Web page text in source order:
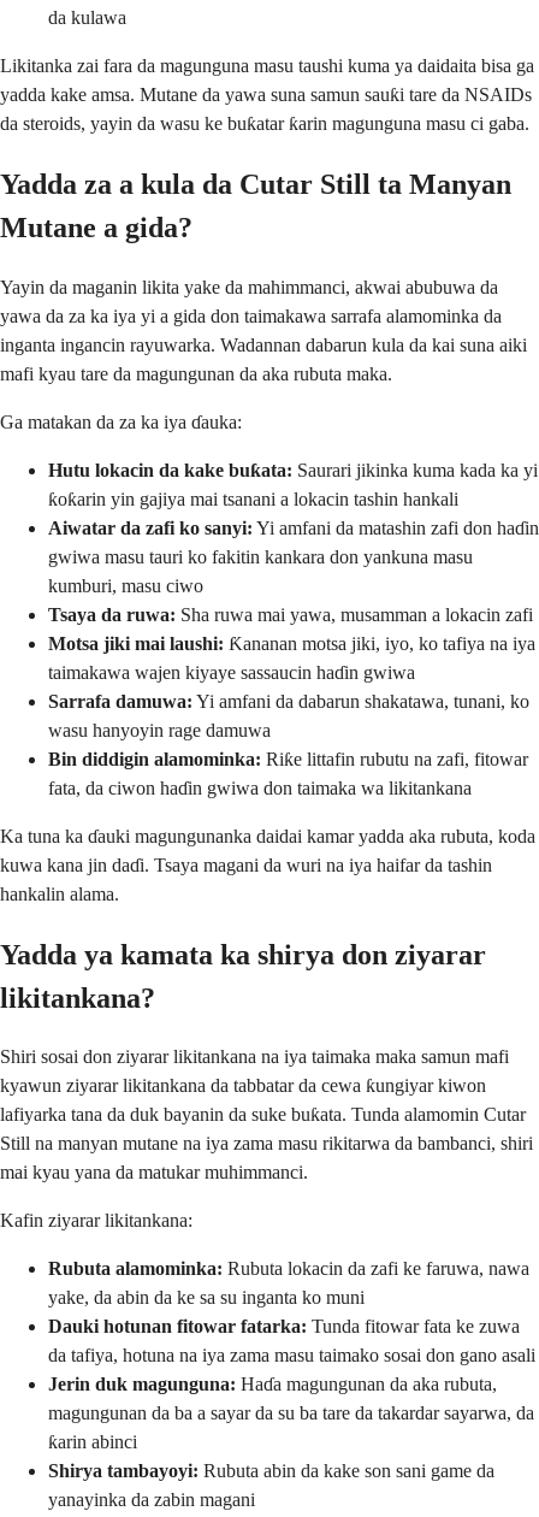
da kulawa
Likitanka zai fara da magunguna masu taushi kuma ya daidaita bisa ga
yadda kake amsa. Mutane da yawa suna samun sauƙi tare da NSAIDs
da steroids, yayin da wasu ke buƙatar ƙarin magunguna masu ci gaba.
Yadda za a kula da Cutar Still ta Manyan
Mutane a gida?
Yayin da maganin likita yake da mahimmanci, akwai abubuwa da
yawa da za ka iya yi a gida don taimakawa sarrafa alamominka da
inganta ingancin rayuwarka. Wadannan dabarun kula da kai suna aiki
mafi kyau tare da magungunan da aka rubuta maka.
Ga matakan da za ka iya ɗauka:
Hutu lokacin da kake buƙata: Saurari jikinka kuma kada ka yi
ƙoƙarin yin gajiya mai tsanani a lokacin tashin hankali
Aiwatar da zafi ko sanyi: Yi amfani da matashin zafi don haɗin
gwiwa masu tauri ko fakitin kankara don yankuna masu
kumburi, masu ciwo
Tsaya da ruwa: Sha ruwa mai yawa, musamman a lokacin zafi
Motsa jiki mai laushi: Ƙananan motsa jiki, iyo, ko tafiya na iya
taimakawa wajen kiyaye sassaucin haɗin gwiwa
Sarrafa damuwa: Yi amfani da dabarun shakatawa, tunani, ko
wasu hanyoyin rage damuwa
Bin diddigin alamominka: Riƙe littafin rubutu na zafi, fitowar
fata, da ciwon haɗin gwiwa don taimaka wa likitankana
Ka tuna ka ɗauki magungunanka daidai kamar yadda aka rubuta, koda
kuwa kana jin daɗi. Tsaya magani da wuri na iya haifar da tashin
hankalin alama.
Yadda ya kamata ka shirya don ziyarar
likitankana?
Shiri sosai don ziyarar likitankana na iya taimaka maka samun mafi
kyawun ziyarar likitankana da tabbatar da cewa ƙungiyar kiwon
lafiyarka tana da duk bayanin da suke buƙata. Tunda alamomin Cutar
Still na manyan mutane na iya zama masu rikitarwa da bambanci, shiri
mai kyau yana da matukar muhimmanci.
Kafin ziyarar likitankana:
Rubuta alamominka: Rubuta lokacin da zafi ke faruwa, nawa
yake, da abin da ke sa su inganta ko muni
Dauki hotunan fitowar fatarka: Tunda fitowar fata ke zuwa
da tafiya, hotuna na iya zama masu taimako sosai don gano asali
Jerin duk magunguna: Haɗa magungunan da aka rubuta,
magungunan da ba a sayar da su ba tare da takardar sayarwa, da
ƙarin abinci
Shirya tambayoyi: Rubuta abin da kake son sani game da
yanayinka da zabin magani